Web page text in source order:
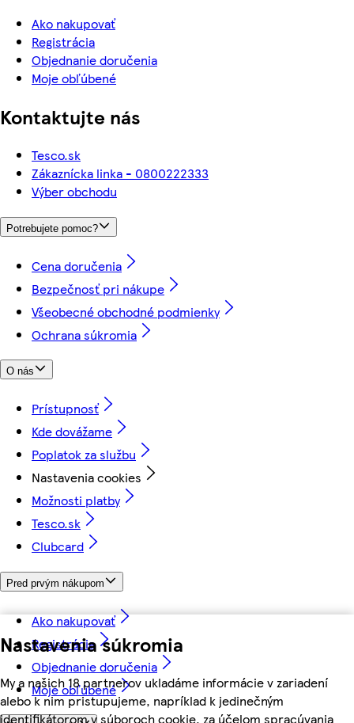
Nastavenia súkromia
My a našich 18 partnerov ukladáme informácie v zariadení
alebo k nim pristupujeme, napríklad k jedinečným
identifikátorom v súboroch cookie, za účelom spracúvania
Ako nakupovať
Registrácia
Objednanie doručenia
Moje obľúbené
Kontaktujte nás
Tesco.sk
Zákaznícka linka - 0800222333
Výber obchodu
Potrebujete pomoc?
Cena doručenia
Bezpečnosť pri nákupe
Všeobecné obchodné podmienky
Ochrana súkromia
O nás
Prístupnosť
Kde dovážame
Poplatok za službu
Nastavenia cookies
Možnosti platby
Tesco.sk
Clubcard
Pred prvým nákupom
Ako nakupovať
Registrácia
Objednanie doručenia
Moje obľúbené